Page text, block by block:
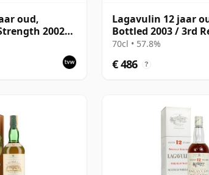
oud,
2002
with Box
Lagavulin 12 jaar
Bottled 2003 / 3rd
70cl • 57.8%
€ 486 ?